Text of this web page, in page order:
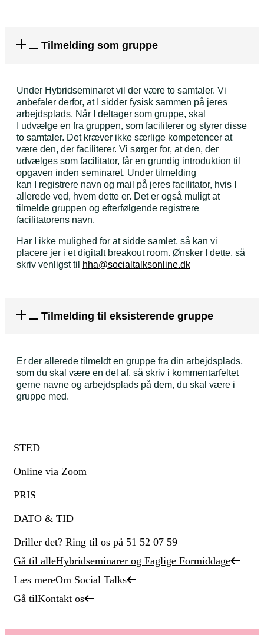
Tilmelding som gruppe
Under Hybridseminaret vil der være to samtaler. Vi
anbefaler derfor, at I sidder fysisk sammen på jeres
arbejdsplads. Når I deltager som gruppe, skal
I udvælge en fra gruppen, som faciliterer og styrer disse
to samtaler. Det kræver ikke særlige kompetencer at
være den, der faciliterer. Vi sørger for, at den, der
udvælges som facilitator, får en grundig introduktion til
opgaven inden seminaret. Under tilmelding
kan I registrere navn og mail på jeres facilitator, hvis I
allerede ved, hvem dette er. Det er også muligt at
tilmelde gruppen og efterfølgende registrere
facilitatorens navn.
Har I ikke mulighed for at sidde samlet, så kan vi
placere jer i et digitalt breakout room. Ønsker I dette, så
skriv venligst til
hha@socialtalksonline.dk
Tilmelding til eksisterende gruppe
Er der allerede tilmeldt en gruppe fra din arbejdsplads,
som du skal være en del af, så skriv i kommentarfeltet
gerne navne og arbejdsplads på dem, du skal være i
gruppe med.
STED
Online via Zoom
PRIS
DATO & TID
Driller det? Ring til os på 51 52 07 59
Gå til alleHybridseminarer og Faglige Formiddage
Læs mereOm Social Talks
Gå tilKontakt os